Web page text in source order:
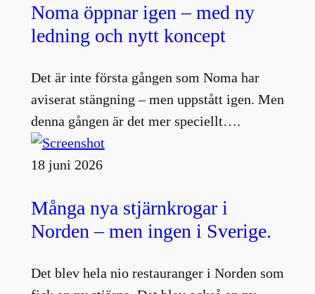
Noma öppnar igen – med ny
ledning och nytt koncept
Det är inte första gången som Noma har
aviserat stängning – men uppstått igen. Men
denna gången är det mer speciellt….
18 juni 2026
Många nya stjärnkrogar i
Norden – men ingen i Sverige.
Det blev hela nio restauranger i Norden som